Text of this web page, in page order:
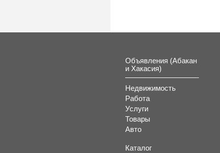
Объявления (Абакан
и Хакасия)
Недвижимость
Работа
Услуги
Товары
Авто
Каталог